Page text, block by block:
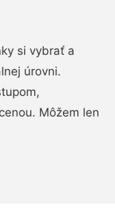
si vybrať a
úrovni.
Môžem len